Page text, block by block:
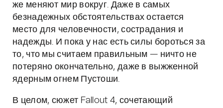
же меняют мир вокруг. Даже в самых
безнадежных обстоятельствах остается
место для человечности, сострадания и
надежды. И пока у нас есть силы бороться за
то, что мы считаем правильным — ничто не
потеряно окончательно, даже в выжженной
ядерным огнем Пустоши.
В целом, сюжет Fallout 4, сочетающий